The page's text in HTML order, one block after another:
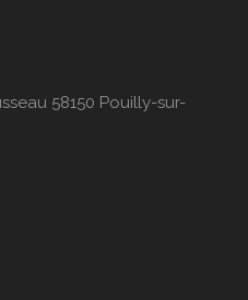
58150 Pouilly-sur-